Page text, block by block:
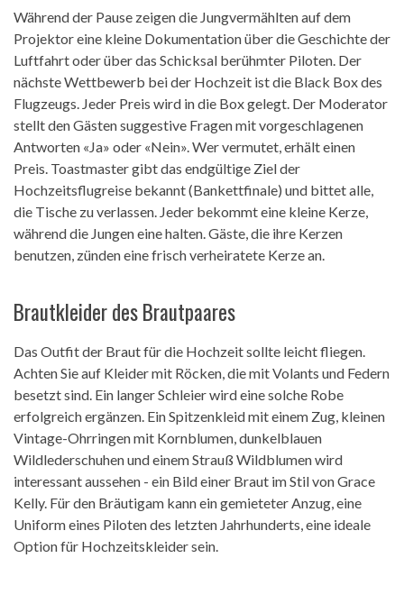
Während der Pause zeigen die Jungvermählten auf dem
Projektor eine kleine Dokumentation über die Geschichte der
Luftfahrt oder über das Schicksal berühmter Piloten. Der
nächste Wettbewerb bei der Hochzeit ist die Black Box des
Flugzeugs. Jeder Preis wird in die Box gelegt. Der Moderator
stellt den Gästen suggestive Fragen mit vorgeschlagenen
Antworten «Ja» oder «Nein». Wer vermutet, erhält einen
Preis. Toastmaster gibt das endgültige Ziel der
Hochzeitsflugreise bekannt (Bankettfinale) und bittet alle,
die Tische zu verlassen. Jeder bekommt eine kleine Kerze,
während die Jungen eine halten. Gäste, die ihre Kerzen
benutzen, zünden eine frisch verheiratete Kerze an.
Brautkleider des Brautpaares
Das Outfit der Braut für die Hochzeit sollte leicht fliegen.
Achten Sie auf Kleider mit Röcken, die mit Volants und Federn
besetzt sind. Ein langer Schleier wird eine solche Robe
erfolgreich ergänzen. Ein Spitzenkleid mit einem Zug, kleinen
Vintage-Ohrringen mit Kornblumen, dunkelblauen
Wildlederschuhen und einem Strauß Wildblumen wird
interessant aussehen - ein Bild einer Braut im Stil von Grace
Kelly. Für den Bräutigam kann ein gemieteter Anzug, eine
Uniform eines Piloten des letzten Jahrhunderts, eine ideale
Option für Hochzeitskleider sein.